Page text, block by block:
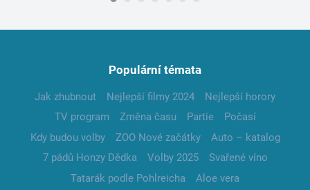
Populární témata
Jak zhubnout Nejlepší filmy 2024
Nejlepší horory
TV program
Změna času Partie
Počasí
Kdy budou volby
ZOO Nové začátky
Auto – katalog
7 pádů Honzy Dědka
Volby 2025
Svařené víno
Tatarák podle Pohlreicha
Aloe vera